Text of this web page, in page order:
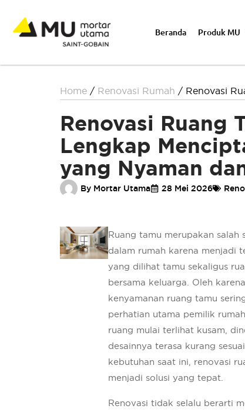
Beranda Produk MU
Home / Renovasi Rumah / Renovasi
Renovasi Ruang
Lengkap
yang Nyaman
By Mortar Utama 28 Mei 2026
Ruang tamu merupakan salah
dalam rumah karena menjadi
yang dilihat tamu sekaligus
bersama keluarga. Oleh
kenyamanan ruang tamu
perhatian utama pemilik
ruang mulai terlihat kusam,
desainnya terasa kurang
kebutuhan saat ini, renovasi
menjadi solusi yang tepat.
Renovasi tidak selalu berarti